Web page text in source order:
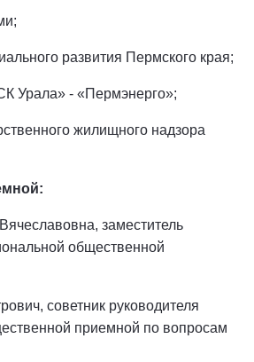
развития Пермского края;
Урала» - «Пермэнерго»;
жилищного надзора
заместитель
общественной
советник руководителя
приемной по вопросам